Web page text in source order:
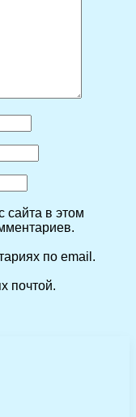
сайта в этом
по email.
почтой.